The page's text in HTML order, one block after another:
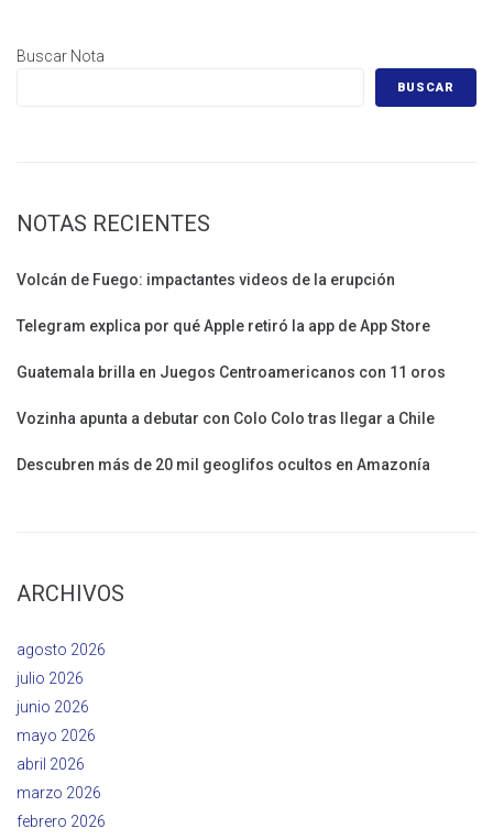
Buscar Nota
BUSCAR
NOTAS RECIENTES
Volcán de Fuego: impactantes videos de la erupción
Telegram explica por qué Apple retiró la app de App Store
Guatemala brilla en Juegos Centroamericanos con 11 oros
Vozinha apunta a debutar con Colo Colo tras llegar a Chile
Descubren más de 20 mil geoglifos ocultos en Amazonía
ARCHIVOS
agosto 2026
julio 2026
junio 2026
mayo 2026
abril 2026
marzo 2026
febrero 2026